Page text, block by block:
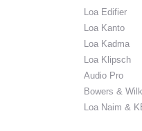
Loa Edifier
Loa Kanto
Loa Kadma
Loa Klipsch
Audio Pro
Bowers &
Loa Naim &